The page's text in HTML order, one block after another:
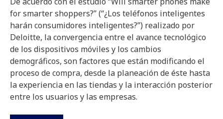
for smarter shoppers?” (“¿Los teléfonos inteligentes
harán consumidores inteligentes?”) realizado por
Deloitte, la convergencia entre el avance tecnológico
de los dispositivos móviles y los cambios
demográficos, son factores que están modificando el
proceso de compra, desde la planeación de éste hasta
la experiencia en las tiendas y la interacción posterior
entre los usuarios y las empresas.